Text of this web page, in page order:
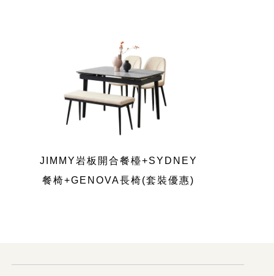
JIMMY岩板開合餐檯+SYDNEY
餐椅+GENOVA長椅(套裝優惠)